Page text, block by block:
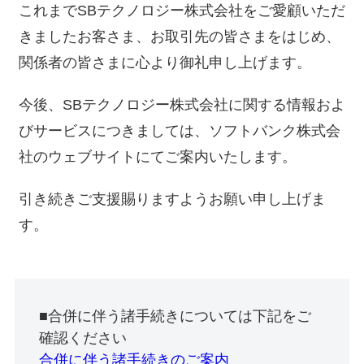
これまでSBテクノロジー株式会社をご愛顧いただ
きましたお客さま、お取引先の皆さまをはじめ、
関係者の皆さまに心より御礼申し上げます。
今後、SBテクノロジー株式会社に関する情報およ
びサービスにつきましては、ソフトバンク株式会
社のウェブサイトにてご案内いたします。
引き続きご支援賜りますようお願い申し上げま
す。
■合併に伴う諸手続きについては下記をご
確認ください
合併に伴う諸手続きのご案内